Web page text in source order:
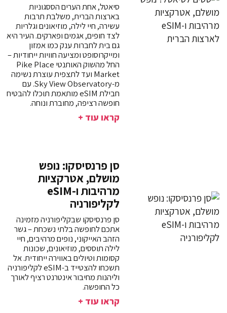
סיאטל, אחת הערים הססגוניות
בארצות הברית, משלבת תרבות
עשירה, חיי לילה, מוזיאונים וגלריות
לצד חופים, אגמים ופארקים. העיר היא
גם בית לחברות ענק כמו אמזון
ומייקרוסופט ומציעה חוויות ייחודיות –
החל מהשוק האותנטי Pike Place
Market ועד לתצפית עוצרת נשימה
מ-Sky View Observatory. עם
חבילת eSIM מותאמת תוכלו להבטיח
חופשה רציפה, מחוברת ונוחה.
קראו עוד +
סן פרנסיסקו: נופש
מושלם, אטרקציות
מרהיבות ו-eSIM
לקליפורניה
סן פרנסיסקו שבקליפורניה מזמינה
אתכם לחופשה בלתי נשכחת – גשר
הזהב האייקוני, נופים מרהיבים, חיי
לילה תוססים, מוזיאונים, שכונות
קסומות וטיולים באווירה ייחודית. אל
תשכחו להצטייד ב-eSIM לקליפורניה
וליהנות מחיבור אינטרנט רציף לאורך
כל החופשה.
קראו עוד +